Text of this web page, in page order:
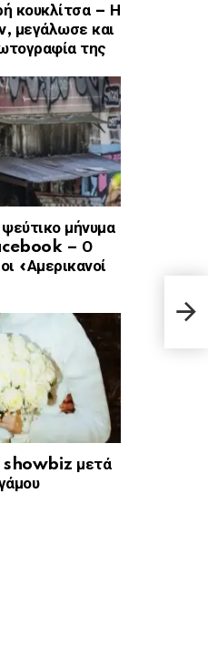
κουκλίτσα – Η
μεγάλωσε και
της
μήνυμα
– Ο
«Αμερικανοί
showbiz μετά